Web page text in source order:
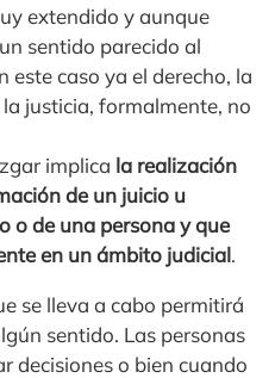
extendido y aunque
sentido parecido al
este caso ya el derecho, la
justicia, formalmente, no
implica la realización
de un juicio u
o de una persona y que
en un ámbito judicial.
se lleva a cabo permitirá
sentido. Las personas
decisiones o bien cuando